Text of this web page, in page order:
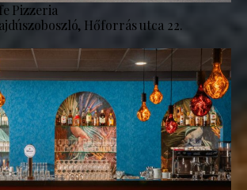
Pizzeria
Hőforrás utca 22.